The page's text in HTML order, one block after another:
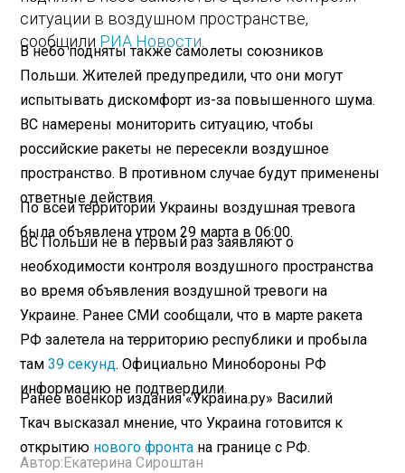
ситуации в воздушном пространстве,
сообщили РИА Новости
В небо подняты также самолеты союзников
Польши. Жителей предупредили, что они могут
испытывать дискомфорт из-за повышенного шума.
ВС намерены мониторить ситуацию, чтобы
российские ракеты не пересекли воздушное
пространство. В противном случае будут применены
ответные действия.
По всей территории Украины воздушная тревога
была объявлена утром 29 марта в 06:00.
ВС Польши не в первый раз заявляют о
необходимости контроля воздушного пространства
во время объявления воздушной тревоги на
Украине. Ранее СМИ сообщали, что в марте ракета
РФ залетела на территорию республики и пробыла
там39 секунд. Официально Минобороны РФ
информацию не подтвердили.
Ранее военкор издания «Украина.ру» Василий
Ткач высказал мнение, что Украина готовится к
открытию нового фронта на границе с РФ.
Автор: Екатерина Сироштан